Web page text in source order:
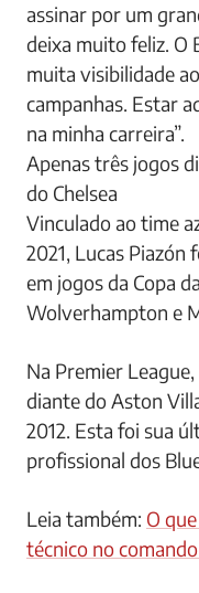
assinar por um
deixa muito feliz. O
muita visibilidade
campanhas. Estar
na minha carreira”.
Apenas três jogos
do Chelsea
Vinculado ao time
2021, Lucas
em jogos da Copa
Wolverhampton e
Na Premier
diante do Aston
2012. Esta foi sua
profissional dos
Leia também: O
técnico no